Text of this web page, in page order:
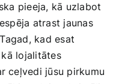
pieeja, kā uzlabot
atrast jaunas
kad esat
lojalitātes
ceļvedi jūsu pirkumu